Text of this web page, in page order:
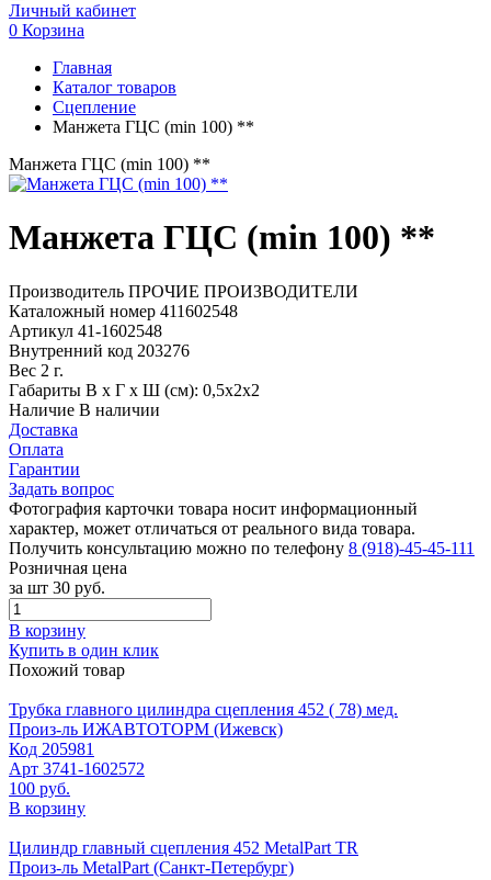
Личный кабинет
0 Корзина
Главная
Каталог товаров
Сцепление
Манжета ГЦС (min 100) **
Манжета ГЦС (min 100) **
Манжета ГЦС (min 100) **
Производитель ПРОЧИЕ ПРОИЗВОДИТЕЛИ
Каталожный номер 411602548
Артикул 41-1602548
Внутренний код 203276
Вес 2 г.
Габариты В х Г х Ш (см): 0,5х2х2
Наличие В наличии
Доставка
Оплата
Гарантии
Задать вопрос
Фотография карточки товара носит информационный
характер, может отличаться от реального вида товара.
Получить консультацию можно по телефону 8 (918)-45-45-111
Розничная цена
за шт 30 руб.
В корзину
Купить в один клик
Похожий товар
Трубка главного цилиндра сцепления 452 ( 78) мед.
Произ-ль ИЖАВТОТОРМ (Ижевск)
Код 205981
Арт 3741-1602572
100 руб.
В корзину
Цилиндр главный сцепления 452 MetalPart TR
Произ-ль MetalPart (Санкт-Петербург)